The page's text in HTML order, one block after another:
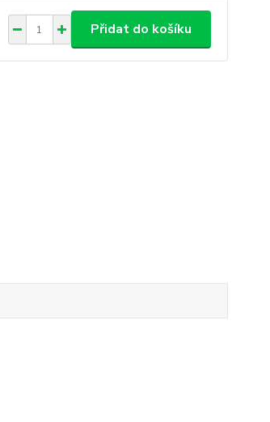
Přidat do košíku